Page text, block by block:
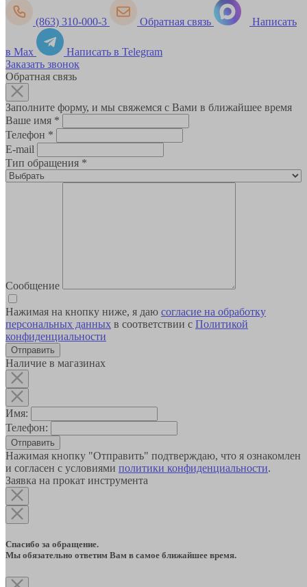
(863) 310-000-3 Обратная связь Написать
в Max
Написать в Telegram
Заказать звонок
Обратная связь
Заполните форму, и мы свяжемся с Вами в ближайшее время
Ваше имя *
Телефон *
E-mail
Тип обращения *
Сообщение
Нажимая на кнопку ниже, я даю согласие на обработку
персональных данных в соответствии с Политикой
конфиденциальности
Наличие в магазинах
Имя:
Телефон:
Отправить
Нажимая кнопку "Отправить" подтверждаю, что я ознакомлен
и согласен с условиями политики конфиденциальности.
Заявка на прокат инструмента
Спасибо за обращение.
Мы обязательно ответим Вам в самое ближайшее время.